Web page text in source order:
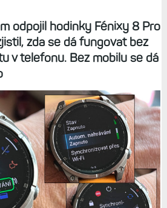
odpojil hodinky Fénixy 8 Pro
zda se dá fungovat bez
v telefonu. Bez mobilu se dá